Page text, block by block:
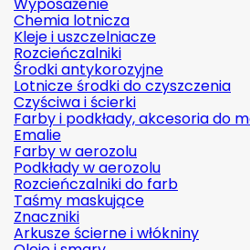
Chemia lotnicza
Kleje i uszczelniacze
Rozcieńczalniki
Środki antykorozyjne
Lotnicze środki do czyszczenia
Czyściwa i ścierki
Farby i podkłady, akcesoria do
Emalie
Farby w aerozolu
Podkłady w aerozolu
Rozcieńczalniki do farb
Taśmy maskujące
Znaczniki
Arkusze ścierne i włókniny